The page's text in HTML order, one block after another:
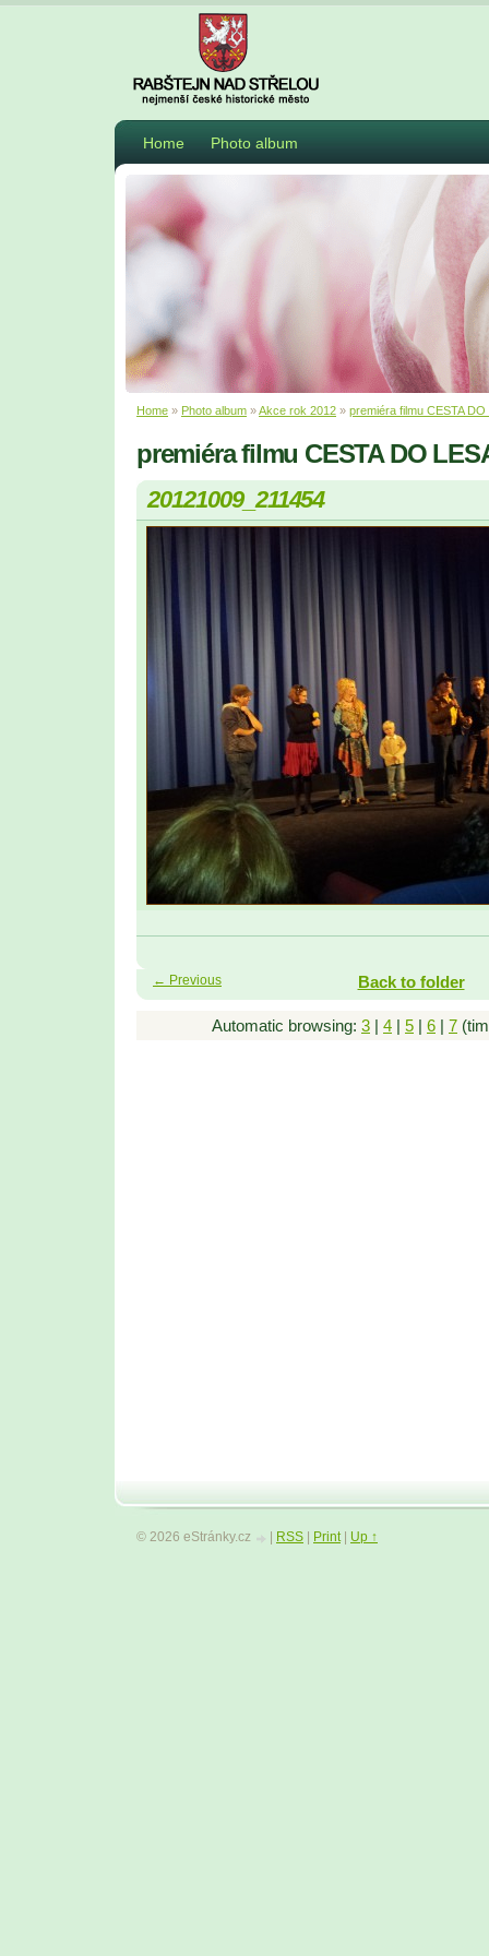
Home Photo album
Home » Photo album »Akce rok 2012 » premiéra filmu CESTA DO
premiéra filmu CESTA DO
20121009_211454
← Previous Back to folder
Automatic browsing: 3 | 4 | 5 | 6 | 7
© 2026 eStránky.cz RSS Print| Up ↑